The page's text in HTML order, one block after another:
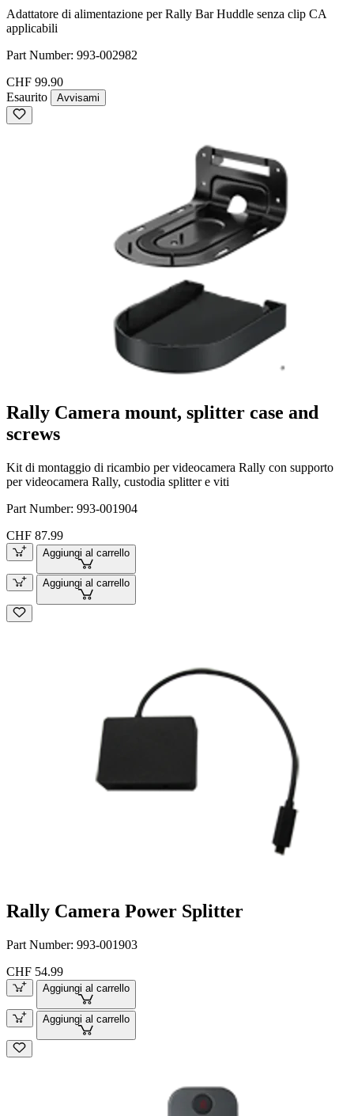
Adattatore di alimentazione per Rally Bar Huddle senza clip CA
applicabili
Part Number: 993-002982
CHF 99.90
Esaurito
Avvisami
Rally Camera mount, splitter case and
screws
Kit di montaggio di ricambio per videocamera Rally con supporto
per videocamera Rally, custodia splitter e viti
Part Number: 993-001904
CHF 87.99
Aggiungi al carrello
Aggiungi al carrello
Rally Camera Power Splitter
Part Number: 993-001903
CHF 54.99
Aggiungi al carrello
Aggiungi al carrello